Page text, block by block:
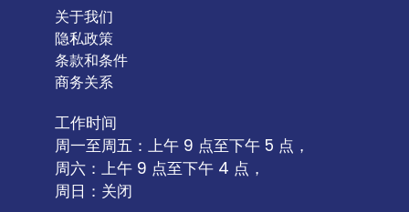
关于我们
隐私政策
条款和条件
商务关系
工作时间
周一至周五：上午 9 点至下午 5 点，
周六：上午 9 点至下午 4 点，
周日：关闭